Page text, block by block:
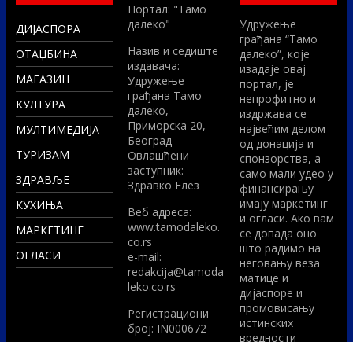
ДИЈАСПОРА
ОТАЏБИНА
МАГАЗИН
КУЛТУРА
МУЛТИМЕДИЈА
ТУРИЗАМ
ЗДРАВЉЕ
КУХИЊА
МАРКЕТИНГ
ОГЛАСИ
Портал: "Тамо
далеко"
Назив и седиште
издавача:
Удружење
грађана Тамо
далеко,
Приморска 20,
Београд
Овлашћени
заступник:
Здравко Елез
Вeб адреса:
www.tamodaleko.
co.rs
e-mail:
redakcija@tamoda
leko.co.rs
Регистрациони
број: IN000672
Удружење
грађана “Тамо
далеко”, које
изадаје овај
портал, је
непрофитно и
издржава се
највећим делом
од донација и
спонзорства, а
само мали удео у
финансирању
имају маркетинг
и огласи. Ако вам
се допада оно
што радимо на
неговању веза
матице и
дијаспоре и
промовисању
истинских
вредности